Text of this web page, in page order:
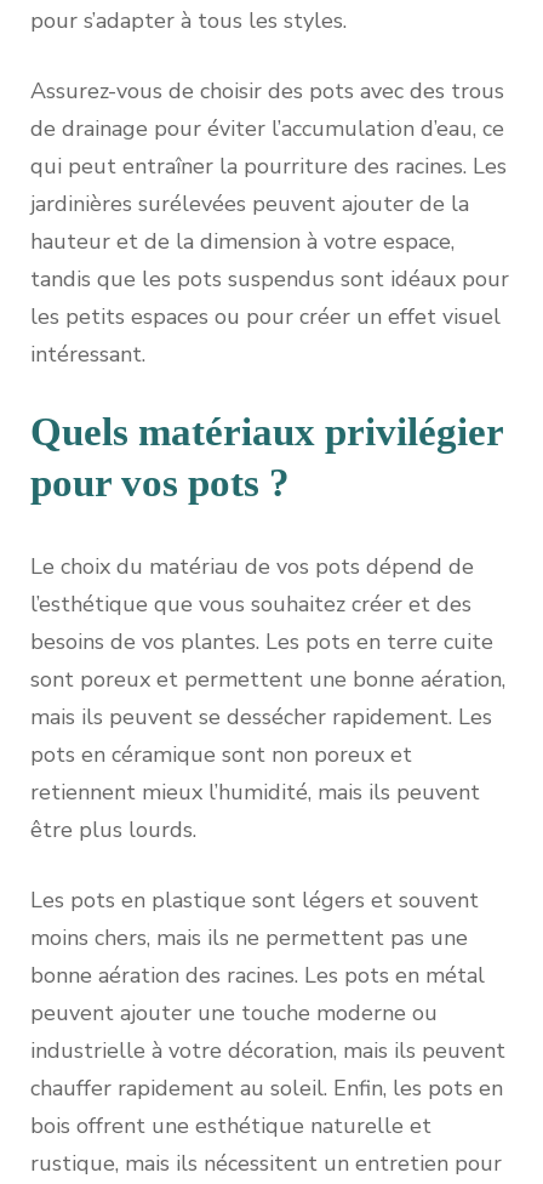
pour s’adapter à tous les styles.
Assurez-vous de choisir des pots avec des trous
de drainage pour éviter l’accumulation d’eau, ce
qui peut entraîner la pourriture des racines. Les
jardinières surélevées peuvent ajouter de la
hauteur et de la dimension à votre espace,
tandis que les pots suspendus sont idéaux pour
les petits espaces ou pour créer un effet visuel
intéressant.
Quels matériaux privilégier
pour vos pots ?
Le choix du matériau de vos pots dépend de
l’esthétique que vous souhaitez créer et des
besoins de vos plantes. Les pots en terre cuite
sont poreux et permettent une bonne aération,
mais ils peuvent se dessécher rapidement. Les
pots en céramique sont non poreux et
retiennent mieux l’humidité, mais ils peuvent
être plus lourds.
Les pots en plastique sont légers et souvent
moins chers, mais ils ne permettent pas une
bonne aération des racines. Les pots en métal
peuvent ajouter une touche moderne ou
industrielle à votre décoration, mais ils peuvent
chauffer rapidement au soleil. Enfin, les pots en
bois offrent une esthétique naturelle et
rustique, mais ils nécessitent un entretien pour